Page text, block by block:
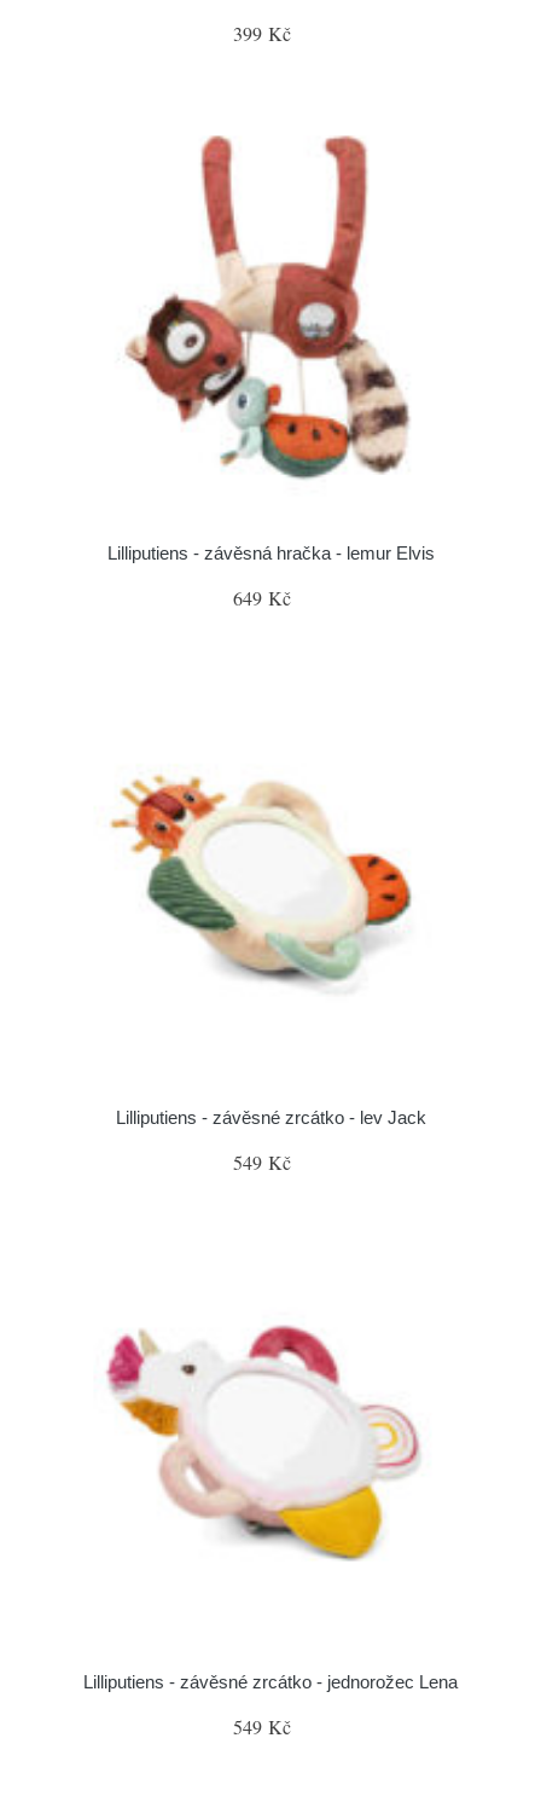
399 Kč
Lilliputiens - závěsná hračka - lemur Elvis
649 Kč
Lilliputiens - závěsné zrcátko - lev Jack
549 Kč
Lilliputiens - závěsné zrcátko - jednorožec Lena
549 Kč